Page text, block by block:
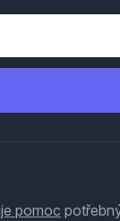
pomoc